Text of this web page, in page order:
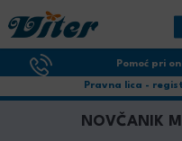
Pomoć pri
Pravna lica -
NOVČANIK